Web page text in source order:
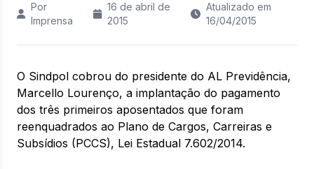
Por
Imprensa
16 de abril de
2015
Atualizado em
16/04/2015
O Sindpol cobrou do presidente do AL Previdência,
Marcello Lourenço, a implantação do pagamento
dos três primeiros aposentados que foram
reenquadrados ao Plano de Cargos, Carreiras e
Subsídios (PCCS), Lei Estadual 7.602/2014.